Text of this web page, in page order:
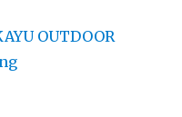
OUTDOOR